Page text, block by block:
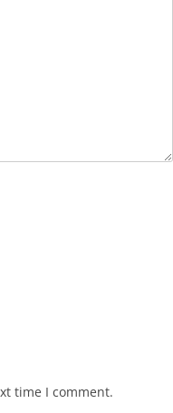
time I comment.